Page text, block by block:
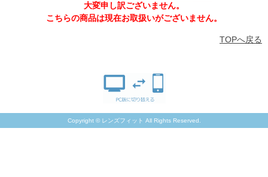
大変申し訳ございません。
こちらの商品は現在お取扱いがございません。
TOPへ戻る
Copyright © レンズフィット All Rights Reserved.